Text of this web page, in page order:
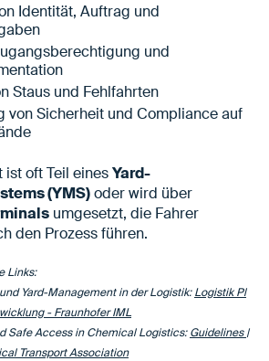
Identität, Auftrag und
und
Staus und Fehlfahrten
von Sicherheit und Compliance auf
ist oft Teil einesYard-
(YMS)oder wird über
umgesetzt, die Fahrer
den Prozess führen.
Links:
Yard-Management in der Logistik:Logistik Pl
- Fraunhofer IML
Safe Access in Chemical Logistics:Guidelines |
Transport Association